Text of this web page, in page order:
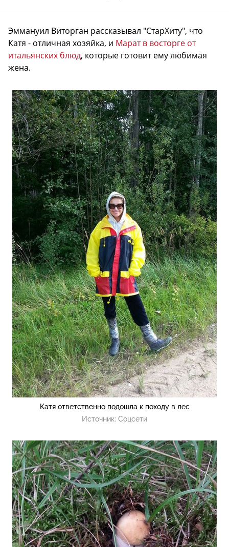
Эммануил Виторган рассказывал "СтарХиту", что
Катя - отличная хозяйка, и Марат в восторге от
итальянских блюд, которые готовит ему любимая
жена.
Катя ответственно подошла к походу в лес
Источник: Соцсети